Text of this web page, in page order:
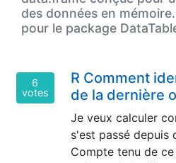
des données en
pour le package
6
votes
R Comment
de la dernière
Je veux calculer
s'est passé depuis
Compte tenu de